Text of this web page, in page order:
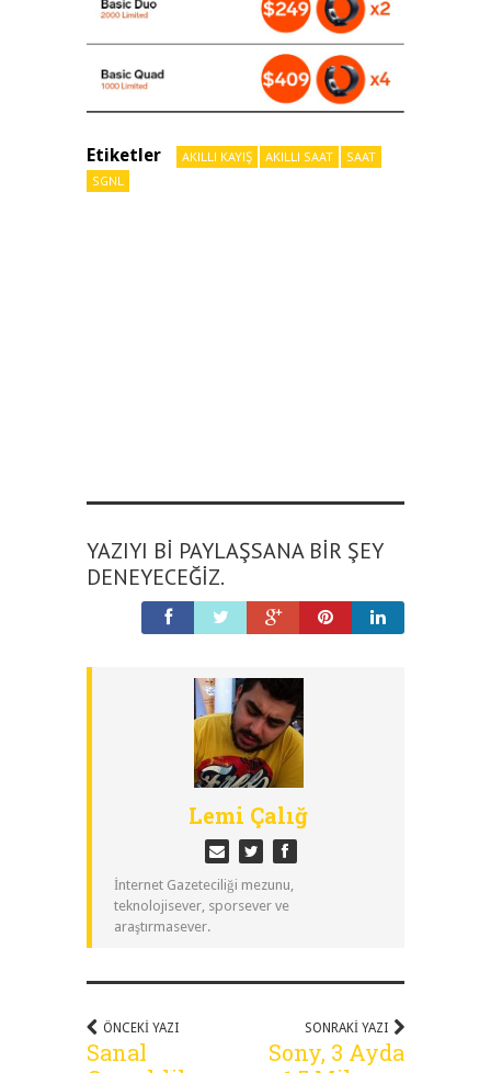
Etiketler AKILLI KAYIŞ AKILLI SAAT
SAAT
SGNL
YAZIYI BI PAYLAŞSANA BIR ŞEY
DENEYECEĞIZ.
Lemi Çalığ
İnternet Gazeteciliği mezunu,
teknolojisever, sporsever ve
araştırmasever.
ÖNCEKI YAZI
Sanal
SONRAKI YAZI
Sony, 3 Ayda